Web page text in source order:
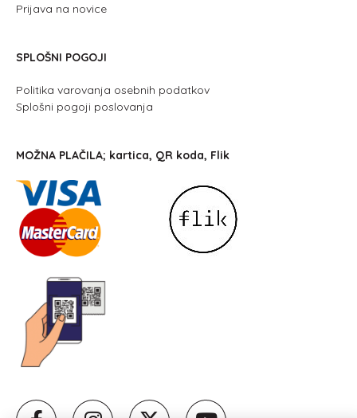
Prijava na novice
SPLOŠNI POGOJI
Politika varovanja osebnih podatkov
Splošni pogoji poslovanja
MOŽNA PLAČILA; kartica, QR koda, Flik